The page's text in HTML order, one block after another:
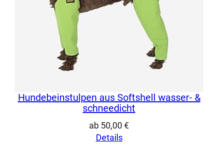
Hundebeinstulpen aus Softshell wasser- &
schneedicht
ab 50,00 €
Details